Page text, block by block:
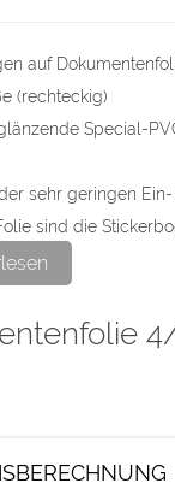
auf
(rechteckig)
Special-
sehr geringen
sind die
haftende Sticker
der kurzen Seite:
Bitte umlaufend